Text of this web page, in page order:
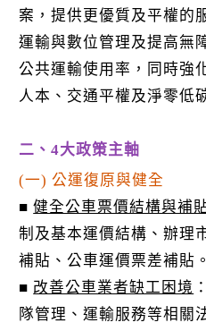
案，提供更優質及平權的
運輸與數位管理及提高無
公共運輸使用率，同時強
人本、交通平權及淨零低
二、4大政策主軸
(一) 公運復原與健全
■健全公車票價結構與補
制及基本運價結構、辦理
補貼、公車運價票差補貼。
■ 改善公車業者缺工困境
隊管理、運輸服務等相關